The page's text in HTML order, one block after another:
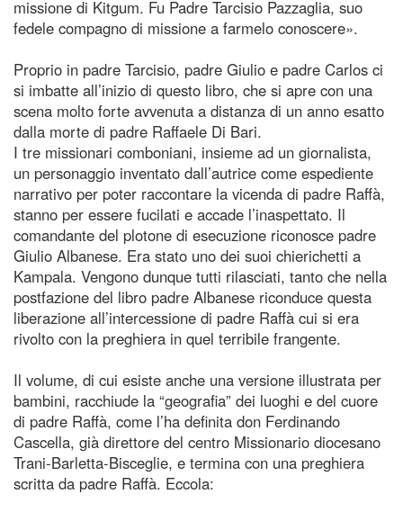
missione di Kitgum. Fu Padre Tarcisio Pazzaglia, suo
fedele compagno di missione a farmelo conoscere».
Proprio in padre Tarcisio, padre Giulio e padre Carlos ci
si imbatte all’inizio di questo libro, che si apre con una
scena molto forte avvenuta a distanza di un anno esatto
dalla morte di padre Raffaele Di Bari.
I tre missionari comboniani, insieme ad un giornalista,
un personaggio inventato dall’autrice come espediente
narrativo per poter raccontare la vicenda di padre Raffà,
stanno per essere fucilati e accade l’inaspettato. Il
comandante del plotone di esecuzione riconosce padre
Giulio Albanese. Era stato uno dei suoi chierichetti a
Kampala. Vengono dunque tutti rilasciati, tanto che nella
postfazione del libro padre Albanese riconduce questa
liberazione all’intercessione di padre Raffà cui si era
rivolto con la preghiera in quel terribile frangente.
Il volume, di cui esiste anche una versione illustrata per
bambini, racchiude la “geografia” dei luoghi e del cuore
di padre Raffà, come l’ha definita don Ferdinando
Cascella, già direttore del centro Missionario diocesano
Trani-Barletta-Bisceglie, e termina con una preghiera
scritta da padre Raffà. Eccola: